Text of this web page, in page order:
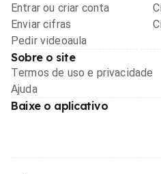
Entrar ou criar conta
Enviar cifras
Pedir videoaula
Sobre o site
Termos de uso e privacidade
Ajuda
Baixe o aplicativo